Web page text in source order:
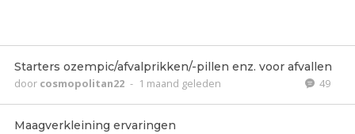
Starters ozempic/afvalprikken/-pillen enz. voor afvallen
door cosmopolitan22 - 1 maand geleden 49
Maagverkleining ervaringen